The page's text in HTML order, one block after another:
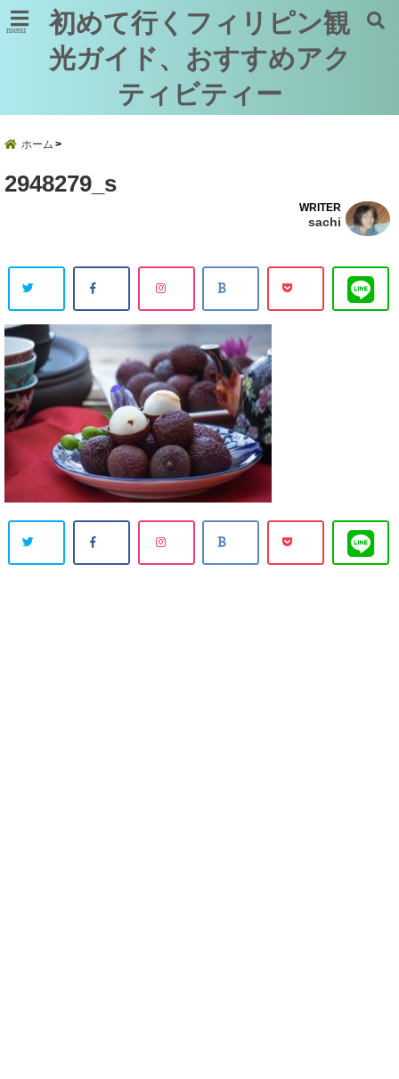
menu
初めて行くフィリピン観
光ガイド、おすすめアク
ティビティー
ホーム
2948279_s
WRITER
sachi